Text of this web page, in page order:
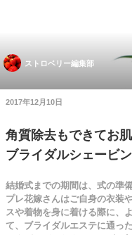
ストロベリー編集部
2017年12月10日
角質除去もできてお
ブライダルシェービ
結婚式までの期間は、式の準
プレ花嫁さんはご自身の衣装
スや着物を身に着ける際に、
て、ブライダルエステに通っ